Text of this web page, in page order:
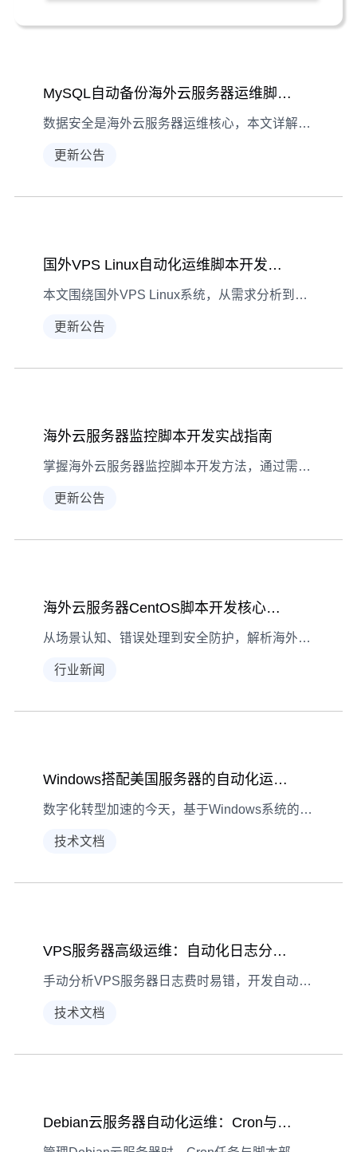
MySQL自动备份海外云服务器运维脚本开发指南
数据安全是海外云服务器运维核心，本文详解如何开发MySQL自动备份脚本，涵盖准备、编写、定时任务设置及验证全流程，助力提升数据库运维效率。
更新公告
国外VPS Linux自动化运维脚本开发指南
本文围绕国外VPS Linux系统，从需求分析到部署监控，详细解析自动化运维脚本的开发思路与实践方法，助力提升运维效率。
更新公告
海外云服务器监控脚本开发实战指南
掌握海外云服务器监控脚本开发方法，通过需求分析、脚本编写及部署优化，实时掌握服务器运行状态，保障业务稳定。
更新公告
海外云服务器CentOS脚本开发核心思路解析
从场景认知、错误处理到安全防护，解析海外云服务器CentOS脚本开发的常见问题与解决技巧，助力提升运维效率与系统安全性
行业新闻
Windows搭配美国服务器的自动化运维脚本开发指南
数字化转型加速的今天，基于Windows系统的美国服务器自动化运维正成为企业提效关键。本文从环境准备到脚本开发、场景实践，手把手教你用PowerShell打造高效运维工具。
技术文档
VPS服务器高级运维：自动化日志分析脚本开发教程
手动分析VPS服务器日志费时易错，开发自动化脚本是提升运维效率的关键。本文从准备到优化，手把手教你开发实用日志分析脚本。
技术文档
Debian云服务器自动化运维：Cron与脚本部署实战